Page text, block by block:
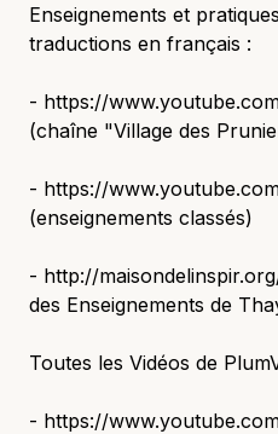
Enseignements et
traductions en français :
- https://
(chaîne "Village des
- https://
(enseignements classés)
- http://
des Enseignements de
Toutes les Vidéos de
- https://